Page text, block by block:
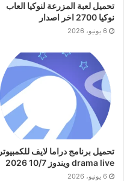
تحميل لعبة المزرعة لنوكيا العاب
نوكيا 2700 اخر اصدار
6 يونيو، 2026
تحميل برنامج دراما لايف للكمبيوتر
drama live ويندوز 10/7 2026
6 يونيو، 2026